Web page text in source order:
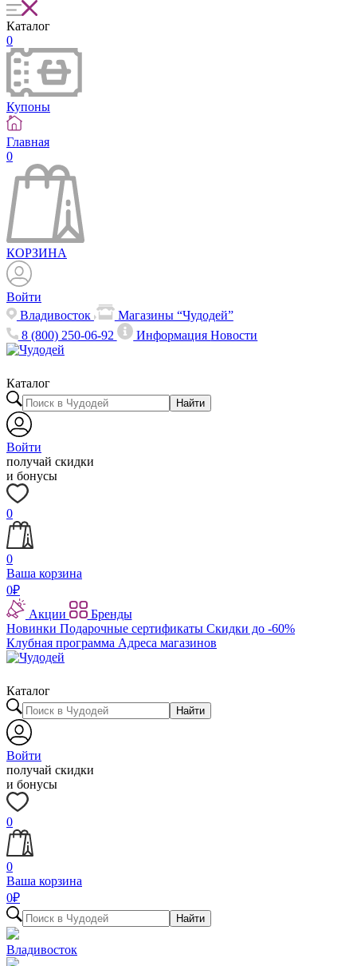
Каталог
0
Купоны
Главная
0
КОРЗИНА
Войти
Владивосток
Магазины “Чудодей”
8 (800) 250-06-92
ИнформацияНовости
Каталог
Найти
Войти
получай скидки
и бонусы
0
0
Ваша корзина
0₽
Акции
Бренды
Новинки Подарочные сертификаты Скидки до -60%
Клубная программа Адреса магазинов
Каталог
Найти
Войти
получай скидки
и бонусы
0
0
Ваша корзина
0₽
Найти
Владивосток